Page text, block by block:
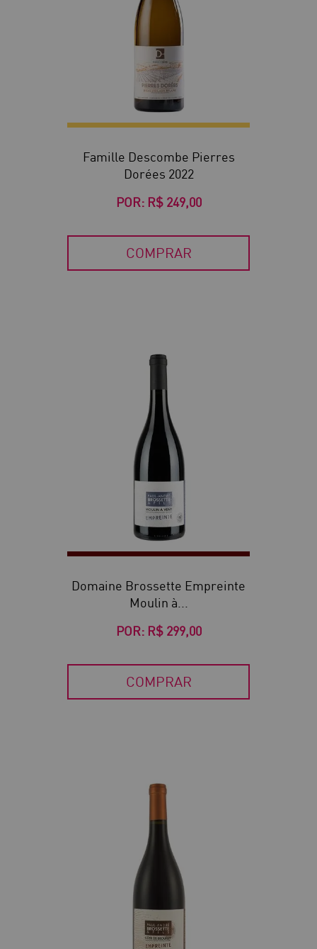
Famille Descombe Pierres
Dorées 2022
POR: R$ 249,00
COMPRAR
Domaine Brossette Empreinte
Moulin à...
POR: R$ 299,00
COMPRAR